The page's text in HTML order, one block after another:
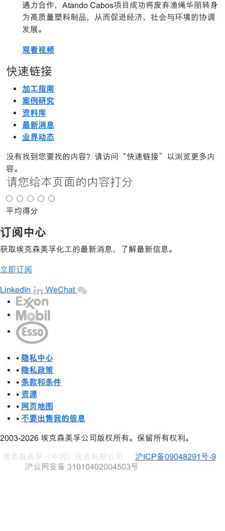
通力合作，Atando Cabos项目成功将废弃渔绳华丽转身
为高质量塑料制品，从而促进经济、社会与环境的协调
发展。
观看视频
快速链接
加工指南
案例研究
资料库
最新消息
业界动态
没有找到您要找的内容？请访问“快速链接”以浏览更多内
容。
请您给本页面的内容打分
平均得分
订阅中心
获取埃克森美孚化工的最新消息，了解最新信息。
立即订阅
LinkedIn WeChat
• 隐私中心
• 隐私政策
• 条款和条件
• 资源
• 网页地图
• 不要出售我的信息
2003-2026 埃克森美孚公司版权所有。保留所有权利。
埃克森美孚（中国）投资有限公司
沪ICP备09048291号-9
沪公网安备 31010402004503号